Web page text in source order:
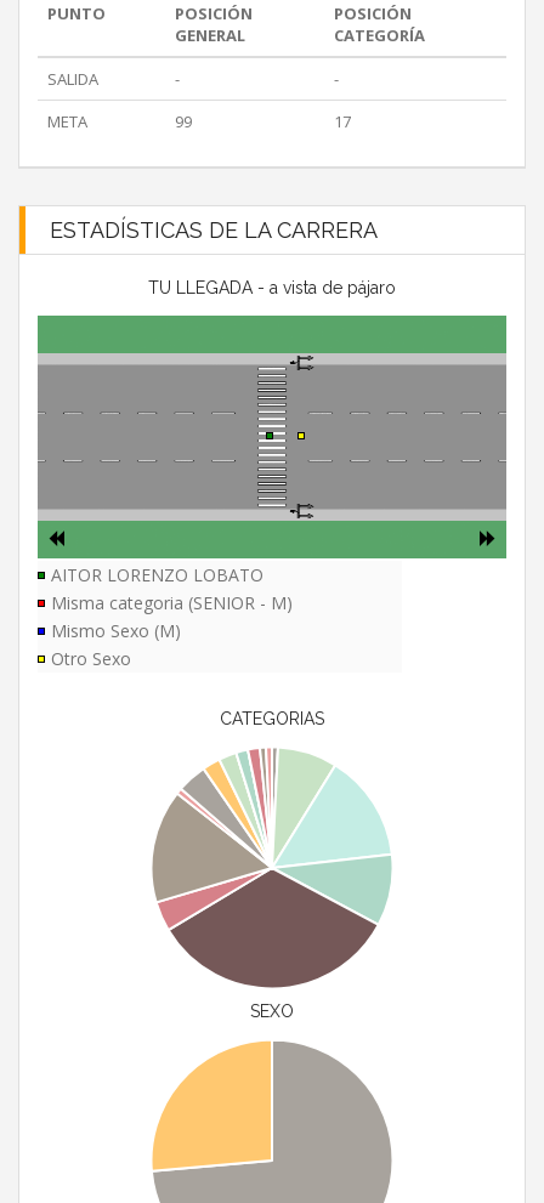
PUNTO
POSICIÓN
GENERAL
POSICIÓN
CATEGORÍA
SALIDA
-
-
META
99 17
ESTADÍSTICAS DE LA CARRERA
TU LLEGADA - a vista de pájaro
AITOR LORENZO LOBATO
Misma categoria (SENIOR - M)
Mismo Sexo (M)
Otro Sexo
CATEGORIAS
SEXO